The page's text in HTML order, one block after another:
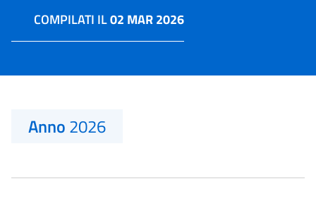
COMPILATI IL02 MAR 2026
Anno2026